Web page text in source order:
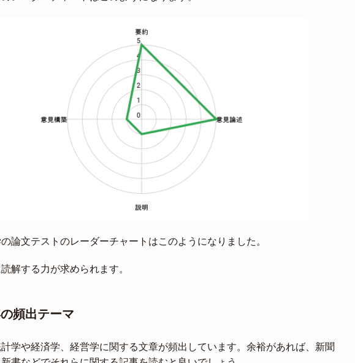
論文テストのレーダーチャートはこのようになりました。
解する力が求められます。
頻出テーマ
学や経済学、経営学に関する文章が頻出しています。余裕があれば、新聞